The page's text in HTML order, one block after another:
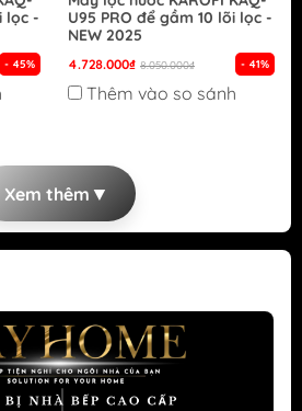
lọc -
- 45%
U95 PRO để gầm 10 lõi lọc -
NEW 2025
4.728.000₫ 8.050.000₫ - 41%
Thêm vào so sánh
Xem thêm ▼